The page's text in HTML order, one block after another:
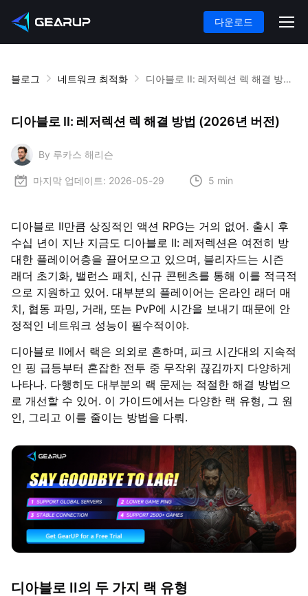
다운로드
블로그 네트워크 최적화 디아블로 II: 레저렉션 렉 해결 방법 (2026년 버전)
디아블로 II: 레저렉션 렉 해결 방법 (2026년 버전)
By 루카스 해리슨
마지막 업데이트: 2026-05-29 5 min
디아블로 II만큼 상징적인 액션 RPG는 거의 없어. 출시 후
수십 년이 지난 지금도 디아블로 II: 레저렉션은 여전히 방
대한 플레이어층을 끌어모으고 있으며, 블리자드는 시즌
래더 초기화, 밸런스 패치, 신규 콘텐츠를 통해 이를 적극적
으로 지원하고 있어. 대부분의 플레이어는 온라인 래더 매
치, 협동 파밍, 거래, 또는 PvP에 시간을 보내기 때문에 안
정적인 네트워크 성능이 필수적이야.
디아블로 II에서 랙은 의외로 흔하며, 피크 시간대의 지속적
인 핑 급등부터 혼잡한 전투 중 무작위 끊김까지 다양하게
나타나. 다행히도 대부분의 랙 문제는 적절한 해결 방법으
로 개선할 수 있어. 이 가이드에서는 다양한 랙 유형, 그 원
인, 그리고 이를 줄이는 방법을 다뤄.
디아블로 II의 두 가지 랙 유형